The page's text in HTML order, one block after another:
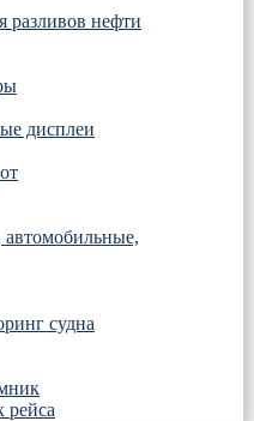
разливов нефти
дисплеи
судна
рейса